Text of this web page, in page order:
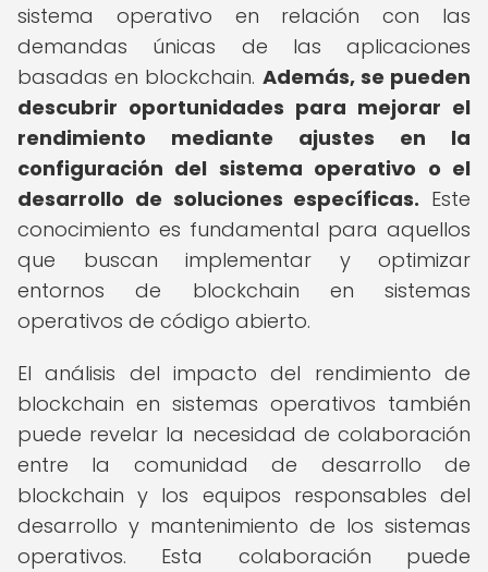
sistema operativo en relación con las
demandas únicas de las aplicaciones
basadas en blockchain. Además, se pueden
descubrir oportunidades para mejorar el
rendimiento mediante ajustes en la
configuración del sistema operativo o el
desarrollo de soluciones específicas. Este
conocimiento es fundamental para aquellos
que buscan implementar y optimizar
entornos de blockchain en sistemas
operativos de código abierto.
El análisis del impacto del rendimiento de
blockchain en sistemas operativos también
puede revelar la necesidad de colaboración
entre la comunidad de desarrollo de
blockchain y los equipos responsables del
desarrollo y mantenimiento de los sistemas
operativos. Esta colaboración puede